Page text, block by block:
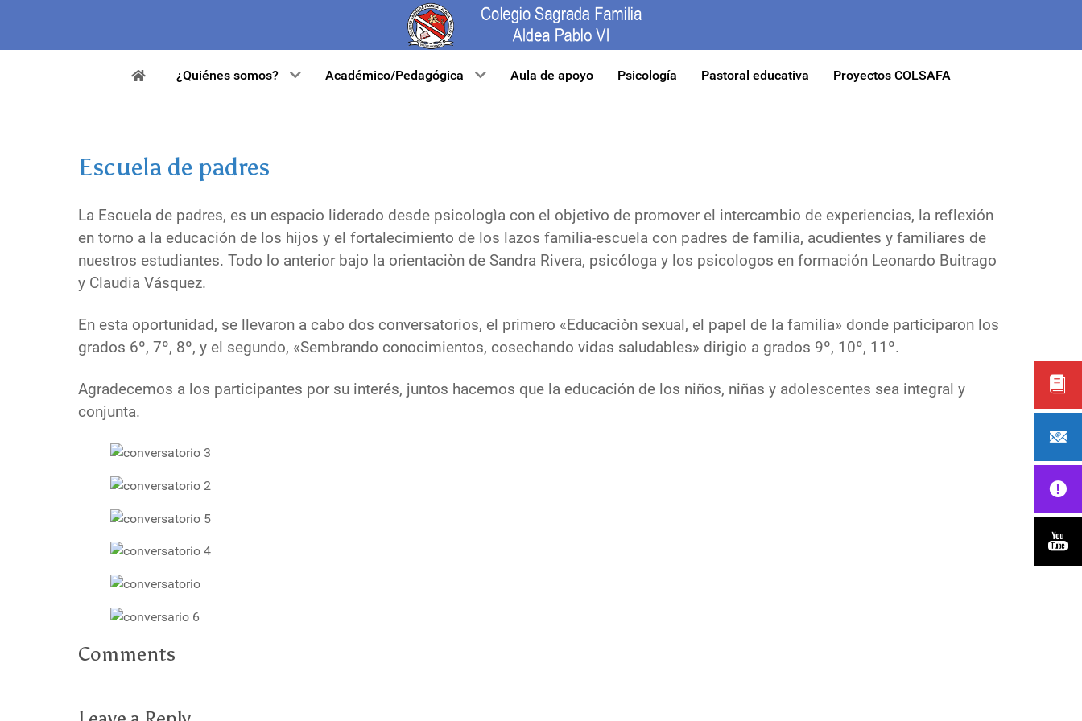
¿Quiénes somos? Académico/Pedagógica Aula de apoyo Psicología Pastoral educativa Proyectos COLSAFA
Escuela de padres
La Escuela de padres, es un espacio liderado desde psicologìa con el objetivo de promover el intercambio de experiencias, la reflexión
en torno a la educación de los hijos y el fortalecimiento de los lazos familia-escuela con padres de familia, acudientes y familiares de
nuestros estudiantes. Todo lo anterior bajo la orientaciòn de Sandra Rivera, psicóloga y los psicologos en formación Leonardo Buitrago
y Claudia Vásquez.
En esta oportunidad, se llevaron a cabo dos conversatorios, el primero «Educaciòn sexual, el papel de la familia» donde participaron los
grados 6º, 7º, 8º, y el segundo, «Sembrando conocimientos, cosechando vidas saludables» dirigio a grados 9º, 10º, 11º.
Agradecemos a los participantes por su interés, juntos hacemos que la educación de los niños, niñas y adolescentes sea integral y
conjunta.
Comments